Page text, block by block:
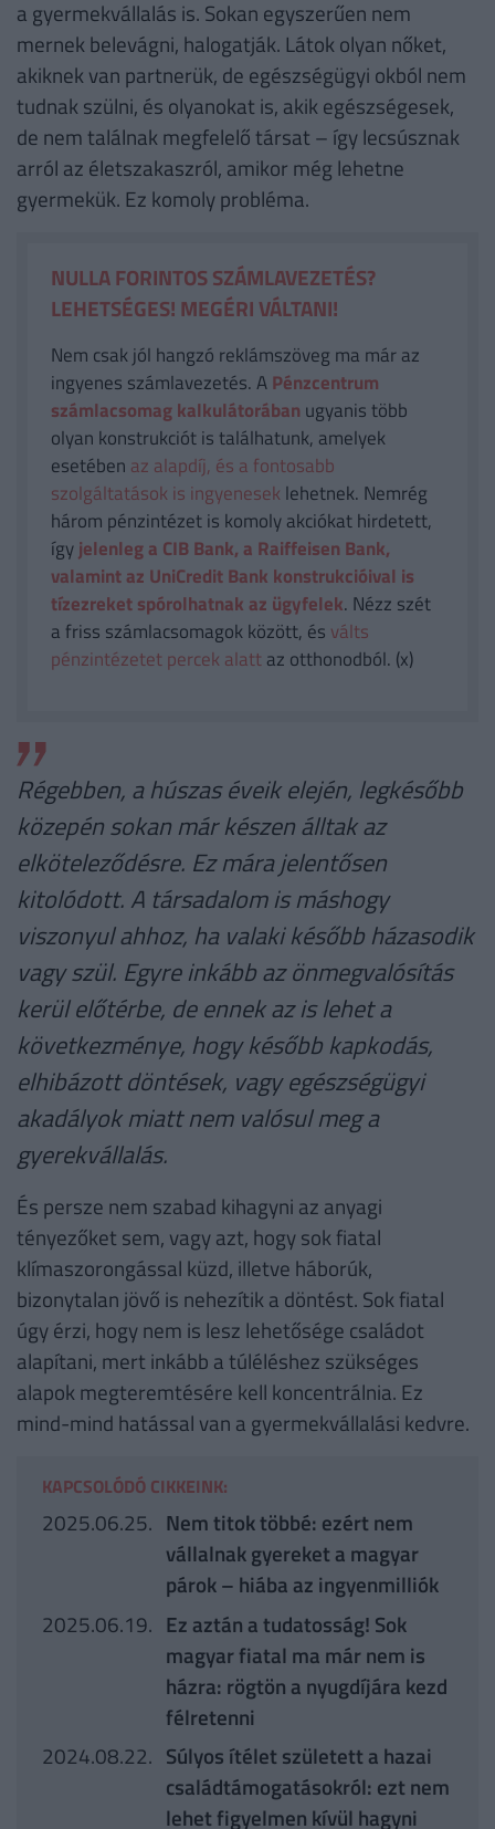
a gyermekvállalás is. Sokan egyszerűen nem
mernek belevágni, halogatják. Látok olyan nőket,
akiknek van partnerük, de egészségügyi okból nem
tudnak szülni, és olyanokat is, akik egészségesek,
de nem találnak megfelelő társat – így lecsúsznak
arról az életszakaszról, amikor még lehetne
gyermekük. Ez komoly probléma.
NULLA FORINTOS SZÁMLAVEZETÉS?
LEHETSÉGES! MEGÉRI VÁLTANI!
Nem csak jól hangzó reklámszöveg ma már az
ingyenes számlavezetés. APénzcentrum
számlacsomag kalkulátorában ugyanis több
olyan konstrukciót is találhatunk, amelyek
esetében az alapdíj, és a fontosabb
szolgáltatások is ingyenesek lehetnek. Nemrég
három pénzintézet is komoly akciókat hirdetett,
ígyjelenleg a CIB Bank, a Raiffeisen Bank,
valamint az UniCredit Bank konstrukcióival is
tízezreket spórolhatnak az ügyfelek. Nézz szét
a friss számlacsomagok között, és válts
pénzintézetet percek alattaz otthonodból. (x)
Régebben, a húszas éveik elején, legkésőbb
közepén sokan már készen álltak az
elköteleződésre. Ez mára jelentősen
kitolódott. A társadalom is máshogy
viszonyul ahhoz, ha valaki később házasodik
vagy szül. Egyre inkább az önmegvalósítás
kerül előtérbe, de ennek az is lehet a
következménye, hogy később kapkodás,
elhibázott döntések, vagy egészségügyi
akadályok miatt nem valósul meg a
gyerekvállalás.
És persze nem szabad kihagyni az anyagi
tényezőket sem, vagy azt, hogy sok fiatal
klímaszorongással küzd, illetve háborúk,
bizonytalan jövő is nehezítik a döntést. Sok fiatal
úgy érzi, hogy nem is lesz lehetősége családot
alapítani, mert inkább a túléléshez szükséges
alapok megteremtésére kell koncentrálnia. Ez
mind-mind hatással van a gyermekvállalási kedvre.
KAPCSOLÓDÓ CIKKEINK:
2025.06.25. Nem titok többé: ezért nem
vállalnak gyereket a magyar
párok – hiába az ingyenmilliók
2025.06.19. Ez aztán a tudatosság! Sok
magyar fiatal ma már nem is
házra: rögtön a nyugdíjára kezd
félretenni
2024.08.22. Súlyos ítélet született a hazai
családtámogatásokról: ezt nem
lehet figyelmen kívül hagyni